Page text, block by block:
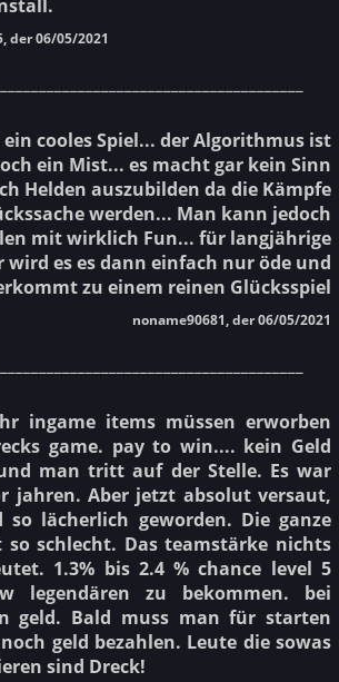
der 06/05/2021
cooles Spiel... der Algorithmus ist
ein Mist... es macht gar kein Sinn
Helden auszubilden da die Kämpfe
werden... Man kann jedoch
mit wirklich Fun... für langjährige
wird es es dann einfach nur öde und
zu einem reinen Glücksspiel
noname90681, der 06/05/2021
ingame items müssen erworben
game. pay to win.... kein Geld
man tritt auf der Stelle. Es war
jahren. Aber jetzt absolut versaut,
so lächerlich geworden. Die ganze
so schlecht. Das teamstärke nichts
1.3% bis 2.4 % chance level 5
legendären zu bekommen. bei
geld. Bald muss man für starten
geld bezahlen. Leute die sowas
sind Dreck!